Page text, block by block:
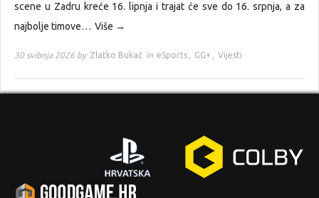
scene u Zadru kreće 16. lipnja i trajat će sve do 16. srpnja, a za
najbolje timove… Više →
30 svibnja 2026 by Zlatko Bukač in eSports , GG+ , Vijesti